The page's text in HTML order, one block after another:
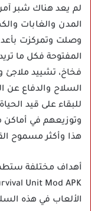
لم يعد هناك شبر
المدن والغابات
وصلت وتمركزت
المفتوحة فكل ما
فخاخ، تشييد ملاجئ
السلاح والدفاع عن
للبقاء على قيد
وتوزيعهم في أماكن
هذا وأكثر مسموح
الألعاب في هذه